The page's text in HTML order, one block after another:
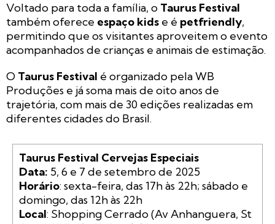
Voltado para toda a família, o Taurus Festival
também oferece espaço kids e é petfriendly,
permitindo que os visitantes aproveitem o evento
acompanhados de crianças e animais de estimação.
O Taurus Festival é organizado pela WB
Produções e já soma mais de oito anos de
trajetória, com mais de 30 edições realizadas em
diferentes cidades do Brasil.
Taurus Festival Cervejas Especiais
Data:
Horário: sexta-feira, das 17h às 22h; sábado e
Local: Shopping Cerrado (Av Anhanguera, St